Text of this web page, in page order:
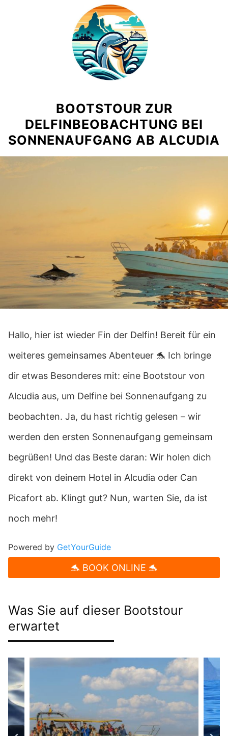
BOOTSTOUR ZUR
DELFINBEOBACHTUNG BEI
SONNENAUFGANG AB ALCUDIA
Hallo, hier ist wieder Fin der Delfin! Bereit für ein
weiteres gemeinsames Abenteuer 🐬 Ich bringe
dir etwas Besonderes mit: eine Bootstour von
Alcudia aus, um Delfine bei Sonnenaufgang zu
beobachten. Ja, du hast richtig gelesen – wir
werden den ersten Sonnenaufgang gemeinsam
begrüßen! Und das Beste daran: Wir holen dich
direkt von deinem Hotel in Alcudia oder Can
Picafort ab. Klingt gut? Nun, warten Sie, da ist
noch mehr!
Powered by GetYourGuide
🐬 BOOK ONLINE 🐬
Was Sie auf dieser Bootstour
erwartet